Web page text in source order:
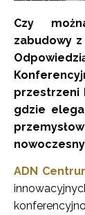
Czy
zabudowy z
przestrzeni
gdzie
ADN